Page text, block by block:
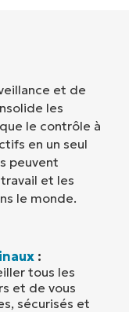
et de
les
le contrôle à
en un seul
peuvent
et les
le monde.
:
tous les
et de vous
sécurisés et